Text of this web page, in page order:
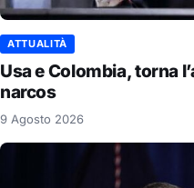
ATTUALITÀ
Usa e Colombia, torna
narcos
9 Agosto 2026